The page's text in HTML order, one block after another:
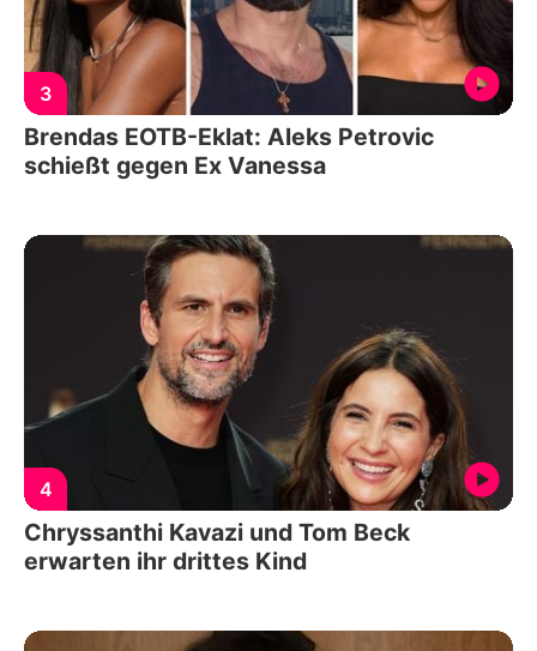
3
Brendas EOTB-Eklat: Aleks Petrovic
schießt gegen Ex Vanessa
4
Chryssanthi Kavazi und Tom Beck
erwarten ihr drittes Kind